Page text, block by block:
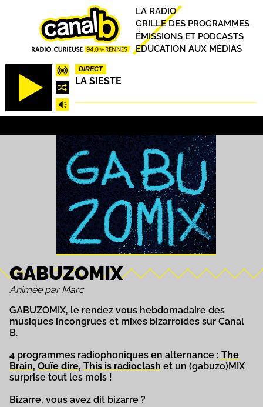
DIRECT
LA SIESTE
Principal
LA RADIO
GRILLE DES PROGRAMMES
ÉMISSIONS ET PODCASTS
EDUCATION AUX MÉDIAS
GABUZOMIX
Animée par Marc
GABUZOMIX, le rendez vous hebdomadaire des
musiques incongrues et mixes bizarroïdes sur Canal
B.
4 programmes radiophoniques en alternance : The
Brain, Ouïe dire, This is radioclash et un (gabuzo)MIX
surprise tout les mois !
Bizarre, vous avez dit bizarre ?